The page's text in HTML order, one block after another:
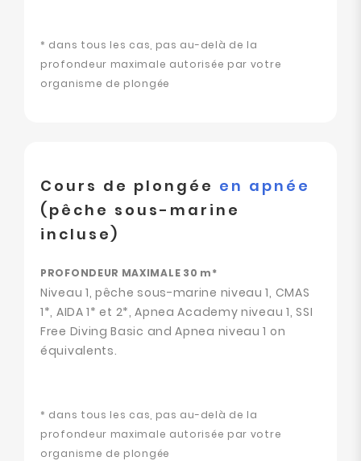
* dans tous les cas, pas au-delà de la
profondeur maximale autorisée par votre
organisme de plongée
Cours de plongée en apnée
(pêche sous-marine
incluse)
PROFONDEUR MAXIMALE 30 m*
Niveau 1, pêche sous-marine niveau 1, CMAS
1*, AIDA 1* et 2*, Apnea Academy niveau 1, SSI
Free Diving Basic and Apnea niveau 1 on
équivalents.
* dans tous les cas, pas au-delà de la
profondeur maximale autorisée par votre
organisme de plongée